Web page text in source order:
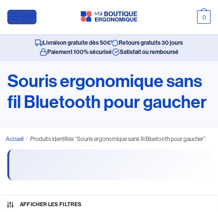
MENU 0
Livraison gratuite dès 50€
Retours gratuits 30 jours
Paiement 100% sécurisé
Satisfait ou remboursé
Souris ergonomique sans
fil Bluetooth pour gaucher
Accueil / Produits identifiés “Souris ergonomique sans fil Bluetooth pour gaucher”
AFFICHER LES FILTRES